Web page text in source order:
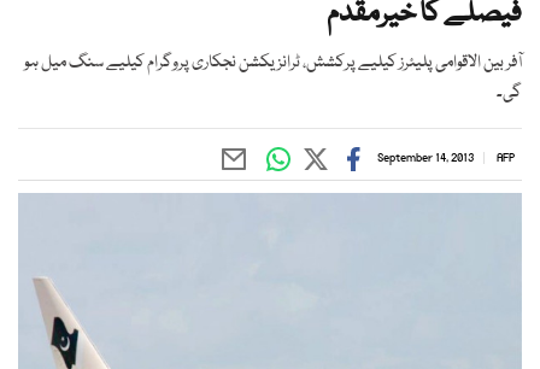
فیصلے کا خیرمقدم
آفر بین الاقوامی پلیئرز کیلیے پرکشش، ٹرانزیکشن نجکاری پروگرام کیلیے سنگ میل ہو
گی۔
AFP
September 14, 2013